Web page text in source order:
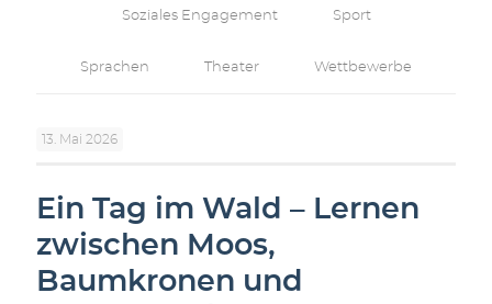
Soziales Engagement Sport
Sprachen Theater Wettbewerbe
13. Mai 2026
Ein Tag im Wald – Lernen
zwischen Moos,
Baumkronen und